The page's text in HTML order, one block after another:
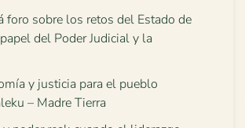
foro sobre los retos del Estado de
del Poder Judicial y la
y justicia para el pueblo
– Madre Tierra